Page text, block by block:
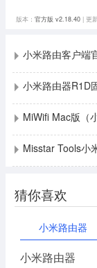
版本： 官方版 v2.18.40| 更
小米路由客户端
小米路由器R1D
MiWifi Mac版（
Misstar Tools小
猜你喜欢
小米路由器
小米路由器